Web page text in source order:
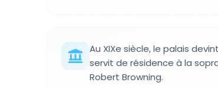
Au XIXe siècle, le palais
servit de résidence à la
Robert Browning.